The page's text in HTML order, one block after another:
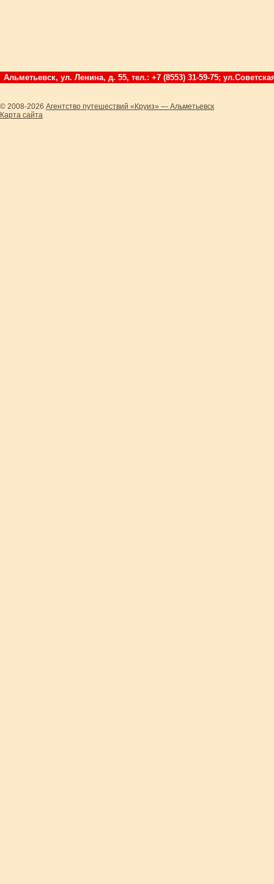
Альметьевск, ул. Ленина, д. 55, тел.: +7 (8553) 31-59-75;
© 2008-2026 Агентство путешествий «Круиз» — Альметьевск
Карта сайта